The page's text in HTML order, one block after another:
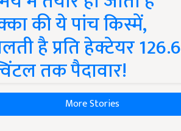
की ये पांच किस्में,
है प्रति हेक्टेयर 126.6
तक पैदावार!
More Stories